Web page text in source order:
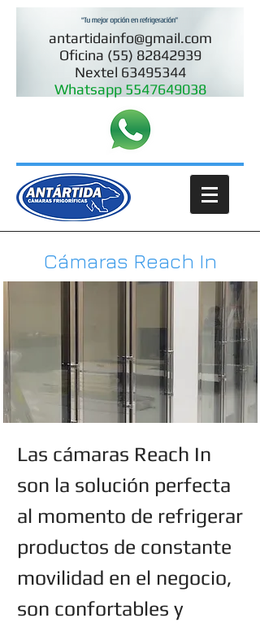
antartidainfo@gmail.com
Oficina (55) 82842939
Nextel 63495344
Whatsapp 5547649038
Cámaras Reach In
Las cámaras Reach In
son la solución perfecta
al momento de refrigerar
productos de constante
movilidad en el negocio,
son confortables y